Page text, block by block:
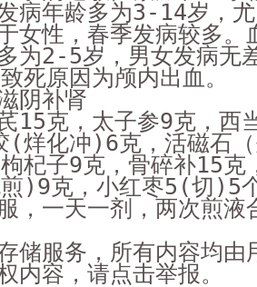
病年龄多为3-14岁，
女性，春季发病较多。
为2-5岁，男女发病无
死原因为颅内出血。
阴补肾
15克，太子参9克，西
(烊化冲)6克，活磁石
杞子9克，骨碎补15克
)9克，小红枣5(切)5
，一天一剂，两次煎液
储服务，所有内容均由
内容，请点击举报。